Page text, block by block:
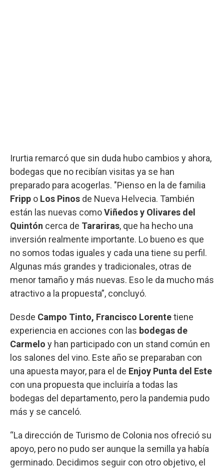
Irurtia remarcó que sin duda hubo cambios y ahora,
bodegas que no recibían visitas ya se han
preparado para acogerlas. "Pienso en la de familia
Fripp o Los Pinos de Nueva Helvecia. También
están las nuevas comoViñedos y Olivares del
Quintón cerca de Tarariras, que ha hecho una
inversión realmente importante. Lo bueno es que
no somos todas iguales y cada una tiene su perfil.
Algunas más grandes y tradicionales, otras de
menor tamaño y más nuevas. Eso le da mucho más
atractivo a la propuesta”, concluyó.
Desde Campo Tinto, Francisco Lorentetiene
experiencia en acciones con las bodegas de
Carmelo y han participado con un stand común en
los salones del vino. Este año se preparaban con
una apuesta mayor, para el de Enjoy Punta del Este
con una propuesta que incluiría a todas las
bodegas del departamento, pero la pandemia pudo
más y se canceló.
“La dirección de Turismo de Colonia nos ofreció su
apoyo, pero no pudo ser aunque la semilla ya había
germinado. Decidimos seguir con otro objetivo, el